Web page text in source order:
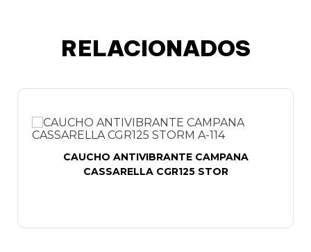
RELACIONADOS
CAUCHO ANTIVIBRANTE CAMPANA
CASSARELLA CGR125 STOR